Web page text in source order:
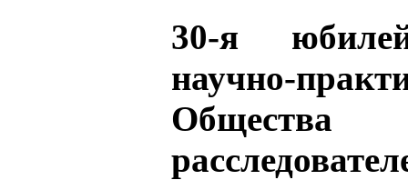
30-я
научно-